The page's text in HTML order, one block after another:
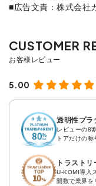
■広告文責：株式会社
5.00
透明性プラ
レビューの8
トアだけの称
トラスト
U-KOMI導入
開数で業界を